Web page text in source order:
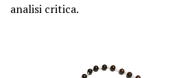
analisi critica.